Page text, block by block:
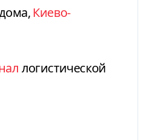
Киево-
логистической